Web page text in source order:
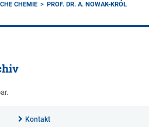
CHEMIE
PROF. DR. A. NOWAK-KRÓL
Kontakt